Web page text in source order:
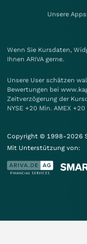
Unsere
Wenn Sie Kursdaten,
Ihnen ARIVA gerne.
Unsere User schätzen
Bewertungen bei
Zeitverzögerung der
NYSE +20 Min. AMEX
Copyright © 1998-2026
Mit Unterstützung von: